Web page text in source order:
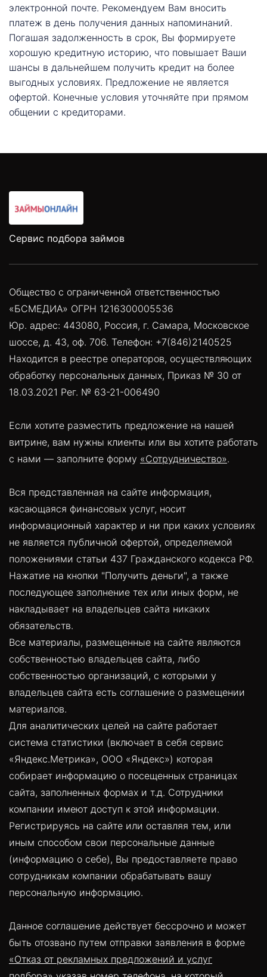
электронной почте. Рекомендуем Вам вносить
платеж в день получения данных напоминаний.
Погашая задолженность в срок, Вы формируете
хорошую кредитную историю, что повышает Ваши
шансы в дальнейшем получить кредит на более
выгодных условиях. Предложение не является
офертой. Конечные условия уточняйте при прямом
общении с кредиторами.
Сервис подбора займов
Общество с ограниченной ответственностью
«БСМЕДИА» ОГРН 1216300005536
Юр. адрес: 443080, Россия, г. Самара, Московское
шоссе, д. 43, оф. 706. Телефон: +7(846)2140525
Находится в реестре операторов, осуществляющих
обработку персональных данных, Приказ № 30 от
18.03.2021 Рег. № 63-21-006490
Если хотите разместить предложение на нашей
витрине, вам нужны клиенты или вы хотите работать
с нами — заполните форму «Сотрудничество».
Вся представленная на сайте информация,
касающаяся финансовых услуг, носит
информационный характер и ни при каких условиях
не является публичной офертой, определяемой
положениями статьи 437 Гражданского кодекса РФ.
Нажатие на кнопки "Получить деньги", а также
последующее заполнение тех или иных форм, не
накладывает на владельцев сайта никаких
обязательств.
Все материалы, размещенные на сайте являются
собственностью владельцев сайта, либо
собственностью организаций, с которыми у
владельцев сайта есть соглашение о размещении
материалов.
Для аналитических целей на сайте работает
система статистики (включает в себя сервис
«Яндекс.Метрика», ООО «Яндекс») которая
собирает информацию о посещенных страницах
сайта, заполненных формах и т.д. Сотрудники
компании имеют доступ к этой информации.
Регистрируясь на сайте или оставляя тем, или
иным способом свои персональные данные
(информацию о себе), Вы предоставляете право
сотрудникам компании обрабатывать вашу
персональную информацию.
Данное соглашение действует бессрочно и может
быть отозвано путем отправки заявления в форме
«Отказ от рекламных предложений и услуг